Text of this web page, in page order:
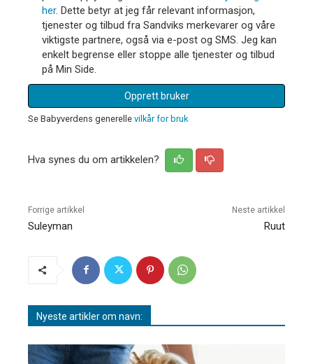
her. Dette betyr at jeg får relevant informasjon,
tjenester og tilbud fra Sandviks merkevarer og våre
viktigste partnere, også via e-post og SMS. Jeg kan
enkelt begrense eller stoppe alle tjenester og tilbud
på Min Side.
Opprett bruker
Se Babyverdens generelle vilkår for bruk
Hva synes du om artikkelen?
Forrige artikkel
Suleyman
Neste artikkel
Ruut
Nyeste artikler om navn: